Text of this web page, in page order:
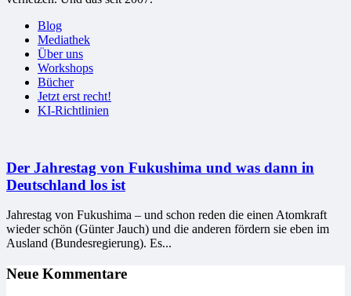
Blog
Mediathek
Über uns
Workshops
Bücher
Jetzt erst recht!
KI-Richtlinien
Der Jahrestag von Fukushima und was dann in
Deutschland los ist
Jahrestag von Fukushima – und schon reden die einen Atomkraft
wieder schön (Günter Jauch) und die anderen fördern sie eben im
Ausland (Bundesregierung). Es...
Neue Kommentare